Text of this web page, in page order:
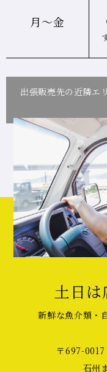
月～金
出張販売先の近隣エ
土日
新鮮な魚介類・
〒697-
石州